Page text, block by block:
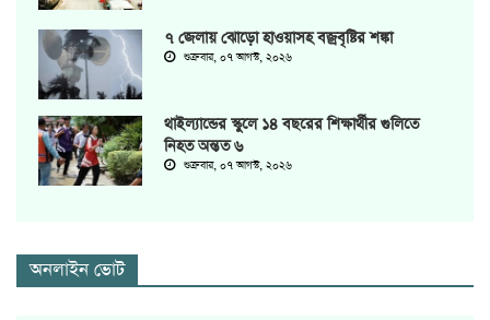
৭ জেলায় ঝোড়ো হাওয়াসহ বজ্রবৃষ্টির শঙ্কা
শুক্রবার, ০৭ আগস্ট, ২০২৬
থাইল্যান্ডের স্কুলে ১৪ বছরের শিক্ষার্থীর গুলিতে
নিহত অন্তত ৬
শুক্রবার, ০৭ আগস্ট, ২০২৬
অনলাইন ভোট